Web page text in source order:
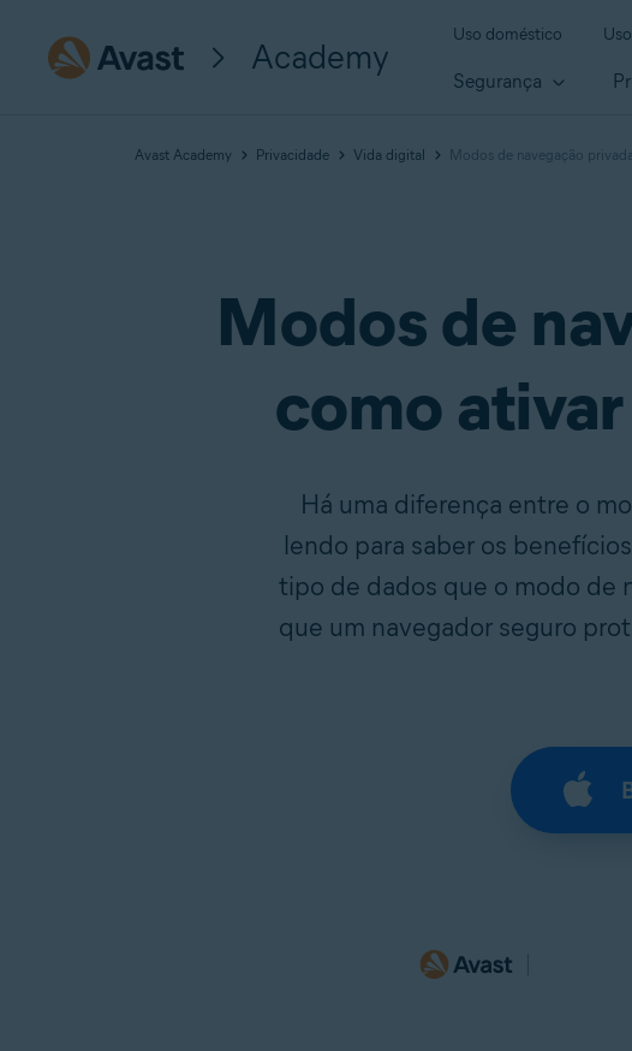
Academy
Uso doméstico
Segurança
Avast Academy Privacidade Vida digital Modos de navegação
Modos de
como
Há uma diferença entre o
lendo para saber os
tipo de dados que o modo de
que um navegador seguro